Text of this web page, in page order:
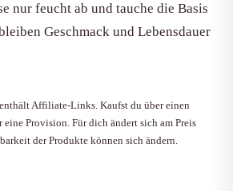
nur feucht ab und tauche die Basis
Geschmack und Lebensdauer
Affiliate-Links. Kaufst du über einen
Provision. Für dich ändert sich am Preis
der Produkte können sich ändern.